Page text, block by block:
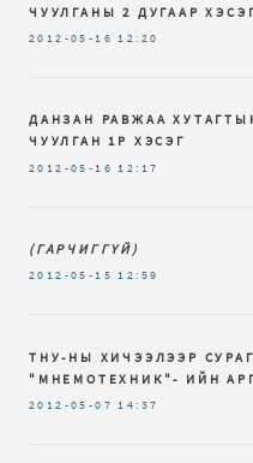
ЧУУЛГАНЫ 2 ДУГААР
2012-05-16 12:20
ДАНЗАН РАВЖАА
ЧУУЛГАН 1Р ХЭСЭГ
2012-05-16 12:17
(ГАРЧИГГҮЙ)
2012-05-15 12:59
ТНУ-НЫ ХИЧЭЭЛЭЭР
"МНЕМОТЕХНИК"- ИЙН
2012-05-07 14:37